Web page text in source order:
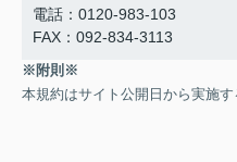
電話：0120-983-103
FAX：092-834-3113
※附則※
本規約はサイト公開日から実施す